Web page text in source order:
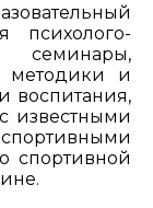
семинары,
методики и
воспитания,
известными
спортивной